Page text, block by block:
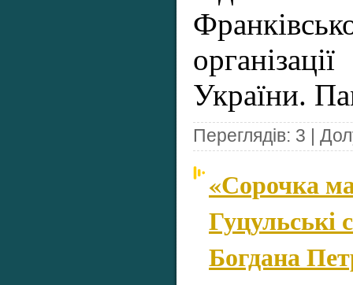
України.
Переглядів: 3 |
«Сорочка
Гуцульські
Богдана